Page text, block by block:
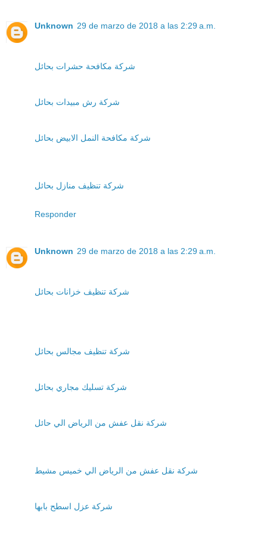
Unknown 29 de marzo de 2018 a las 2:29 a.m.
شركة مكافحة حشرات بحائل
شركة رش مبيدات بحائل
شركة مكافحة النمل الابيض بحائل
شركة تنظيف منازل بحائل
Responder
Unknown 29 de marzo de 2018 a las 2:29 a.m.
شركة تنظيف خزانات بحائل
شركة تنظيف مجالس بحائل
شركة تسليك مجاري بحائل
شركة نقل عفش من الرياض الي حائل
شركة نقل عفش من الرياض الي خميس مشيط
شركة عزل اسطح بابها